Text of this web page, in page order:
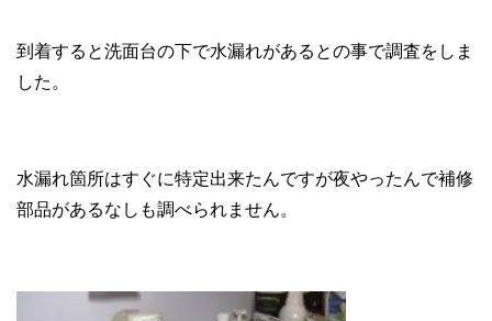
到着すると洗面台の下で水漏れがあるとの事で調査をしま
した。
水漏れ箇所はすぐに特定出来たんですが夜やったんで補修
部品があるなしも調べられません。